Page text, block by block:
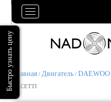
Главная / Двигатель / DAEWOO
LACETTI